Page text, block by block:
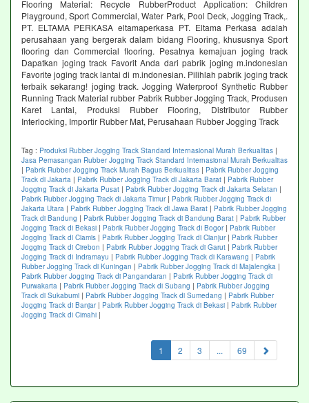
Flooring Material: Recycle RubberProduct Application: Children
Playground, Sport Commercial, Water Park, Pool Deck, Jogging Track,.
PT. ELTAMA PERKASA eltamaperkasa PT. Eltama Perkasa adalah
perusahaan yang bergerak dalam bidang Flooring, khususnya Sport
flooring dan Commercial flooring. Pesatnya kemajuan joging track
Dapatkan joging track Favorit Anda dari pabrik joging m.indonesian
Favorite joging track lantai di m.indonesian. Pilihlah pabrik joging track
terbaik sekarang! joging track. Jogging Waterproof Synthetic Rubber
Running Track Material rubber Pabrik Rubber Jogging Track, Produsen
Karet Lantai, Produksi Rubber Flooring, Distributor Rubber
Interlocking, Importir Rubber Mat, Perusahaan Rubber Jogging Track
Tag : Produksi Rubber Jogging Track Standard Internasional Murah Berkualitas |
Jasa Pemasangan Rubber Jogging Track Standard Internasional Murah Berkualitas
| Pabrik Rubber Jogging Track Murah Bagus Berkualitas | Pabrik Rubber Jogging
Track di Jakarta | Pabrik Rubber Jogging Track di Jakarta Barat | Pabrik Rubber
Jogging Track di Jakarta Pusat | Pabrik Rubber Jogging Track di Jakarta Selatan |
Pabrik Rubber Jogging Track di Jakarta Timur| Pabrik Rubber Jogging Track di
Jakarta Utara | Pabrik Rubber Jogging Track di Jawa Barat | Pabrik Rubber Jogging
Track di Bandung | Pabrik Rubber Jogging Track di Bandung Barat | Pabrik Rubber
Jogging Track di Bekasi | Pabrik Rubber Jogging Track di Bogor| Pabrik Rubber
Jogging Track di Ciamis | Pabrik Rubber Jogging Track di Cianjur| Pabrik Rubber
Jogging Track di Cirebon | Pabrik Rubber Jogging Track di Garut | Pabrik Rubber
Jogging Track di Indramayu | Pabrik Rubber Jogging Track di Karawang | Pabrik
Rubber Jogging Track di Kuningan | Pabrik Rubber Jogging Track di Majalengka |
Pabrik Rubber Jogging Track di Pangandaran | Pabrik Rubber Jogging Track di
Purwakarta | Pabrik Rubber Jogging Track di Subang | Pabrik Rubber Jogging
Track di Sukabumi | Pabrik Rubber Jogging Track di Sumedang | Pabrik Rubber
Jogging Track di Banjar| Pabrik Rubber Jogging Track di Bekasi | Pabrik Rubber
Jogging Track di Cimahi |
1 (current)
2 3 ... 69